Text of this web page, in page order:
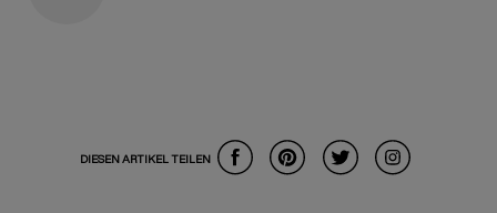
DIESEN ARTIKEL TEILEN